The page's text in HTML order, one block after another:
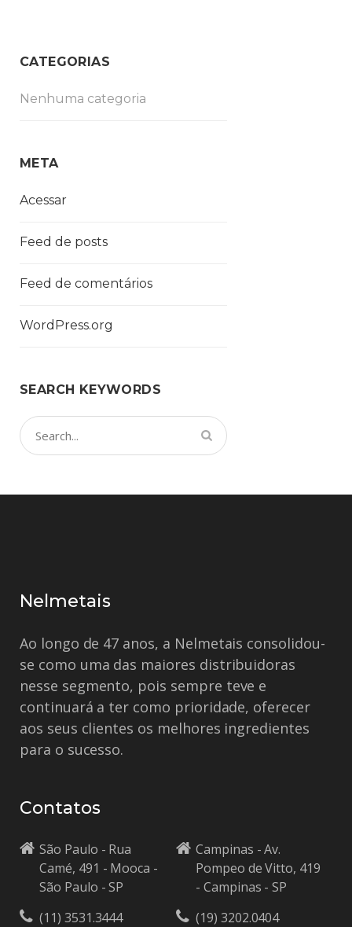
CATEGORIAS
Nenhuma categoria
META
Acessar
Feed de posts
Feed de comentários
WordPress.org
SEARCH KEYWORDS
Nelmetais
Ao longo de 47 anos, a Nelmetais consolidou-
se como uma das maiores distribuidoras
nesse segmento, pois sempre teve e
continuará a ter como prioridade, oferecer
aos seus clientes os melhores ingredientes
para o sucesso.
Contatos
São Paulo - Rua
Camé, 491 - Mooca -
São Paulo - SP
(11) 3531.3444
Campinas - Av.
Pompeo de Vitto, 419
- Campinas - SP
(19) 3202.0404